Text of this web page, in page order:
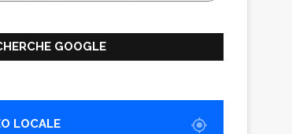
GOOGLE
LOCALE